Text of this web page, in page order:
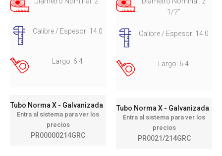
Calibre / Espesor: 14.0
Largo: 6.4
Tubo Norma X - Galvanizada
Entra al sistema para ver los
precios
PR00000214GRC
1/2"
Calibre / Espesor: 14.0
Largo: 6.4
Tubo Norma X - Galvanizada
Entra al sistema para ver los
precios
PR0021/214GRC